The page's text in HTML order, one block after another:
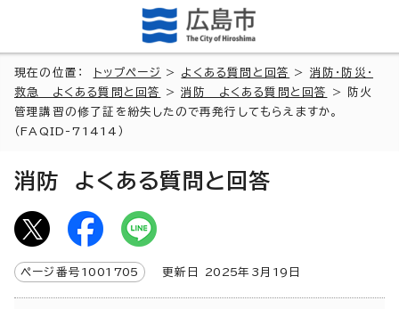
現在の位置： トップページ > よくある質問と回答 > 消防・防災・
救急 よくある質問と回答
>消防 よくある質問と回答
> 防火
管理講習の修了証を紛失したので再発行してもらえますか。
（FAQID-71414）
消防 よくある質問と回答
ページ番号 1001705 更新日 2025年3月 19 日